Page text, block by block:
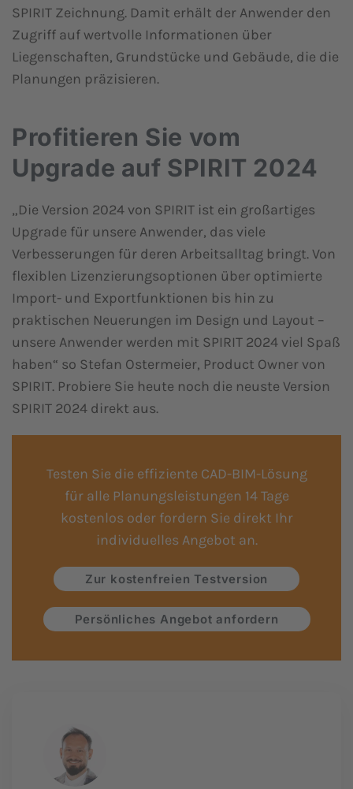
SPIRIT Zeichnung. Damit erhält der Anwender den
Zugriff auf wertvolle Informationen über
Liegenschaften, Grundstücke und Gebäude, die die
Planungen präzisieren.
Profitieren Sie vom
Upgrade auf SPIRIT 2024
„Die Version 2024 von SPIRIT ist ein großartiges
Upgrade für unsere Anwender, das viele
Verbesserungen für deren Arbeitsalltag bringt. Von
flexiblen Lizenzierungsoptionen über optimierte
Import- und Exportfunktionen bis hin zu
praktischen Neuerungen im Design und Layout –
unsere Anwender werden mit SPIRIT 2024 viel Spaß
haben“ so Stefan Ostermeier, Product Owner von
SPIRIT. Probiere Sie heute noch die neuste Version
SPIRIT 2024 direkt aus.
Testen Sie die effiziente CAD-BIM-Lösung
für alle Planungsleistungen 14 Tage
kostenlos oder fordern Sie direkt Ihr
individuelles Angebot an.
Zur kostenfreien Testversion
Persönliches Angebot anfordern